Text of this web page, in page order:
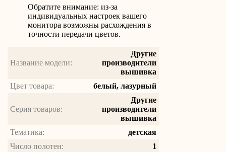
Обратите внимание: из-за
индивидуальных настроек вашего
монитора возможны расхождения в
точности передачи цветов.
Название модели:
Другие
производители
вышивка
Цвет товара:
белый, лазурный
Серия товаров:
Другие
производители
вышивка
Тематика:
детская
Число полотен:
1